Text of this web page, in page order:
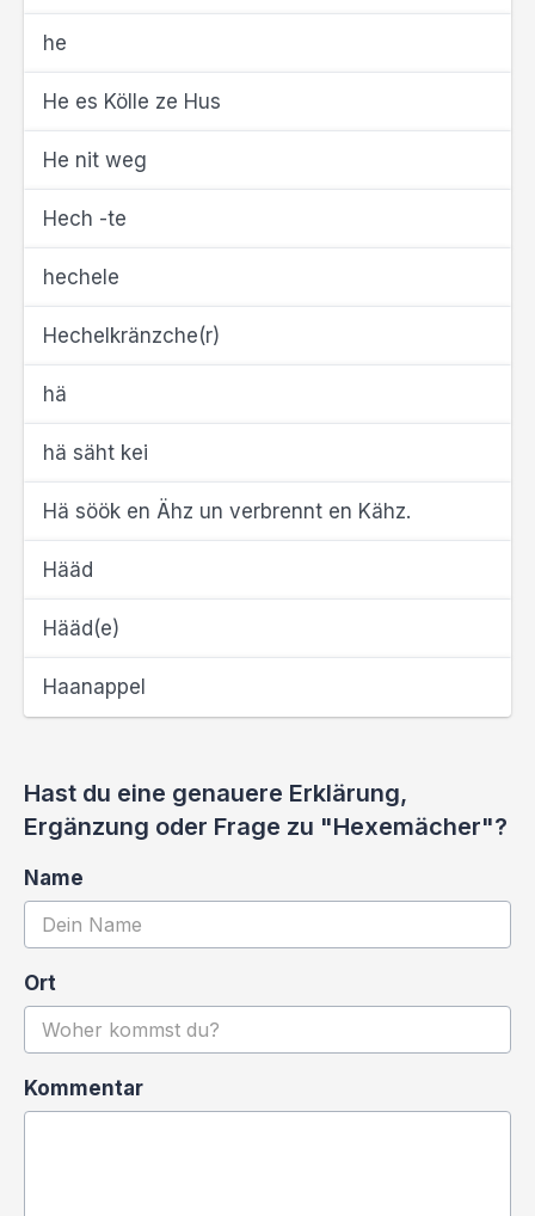
he
He es Kölle ze Hus
He nit weg
Hech -te
hechele
Hechelkränzche(r)
hä
hä säht kei
Hä söök en Ähz un verbrennt en Kähz.
Hääd
Hääd(e)
Haanappel
Hast du eine genauere Erklärung,
Ergänzung oder Frage zu "Hexemächer"?
Name
Ort
Kommentar